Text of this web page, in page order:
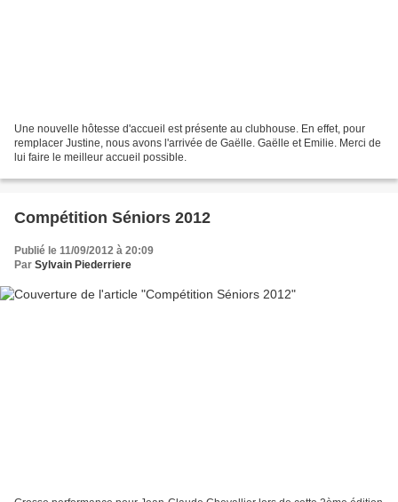
Une nouvelle hôtesse d'accueil est présente au clubhouse. En effet, pour
remplacer Justine, nous avons l'arrivée de Gaëlle. Gaëlle et Emilie. Merci de
lui faire le meilleur accueil possible.
Compétition Séniors 2012
Publié le 11/09/2012 à 20:09
Par Sylvain Piederriere